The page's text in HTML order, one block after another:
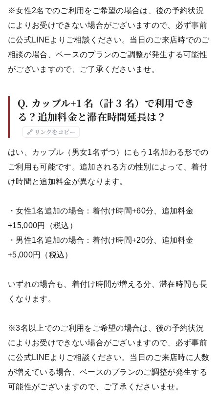
※女性2名でのご利用をご希望の場合は、後の予約状況
によりお受けできない場合がございますので、必ず事前
に公式LINEよりご相談ください。当日のご来店時でのご
相談の場合、ベースのプランのご調整が発生する可能性
がございますので、ご了承くださいませ。
Q. カップル+1 名（計 3 名）で利用でき
る？追加料金と滞在時間延長は？
🔗 リンクをコピー
はい、カップル（男女1名ずつ）にもう1名加わる形での
ご利用も可能です。追加される方の性別によって、着付
け時間と追加料金が異なります。
・女性1名追加の場合：着付け時間+60分、追加料金
+15,000円（税込）
・男性1名追加の場合：着付け時間+20分、追加料金
+5,000円（税込）
いずれの場合も、着付け時間が増える分、滞在時間も長
くなります。
※3名以上でのご利用をご希望の場合は、後の予約状況
によりお受けできない場合がございますので、必ず事前
に公式LINEよりご相談ください。当日のご来店時に人数
が増えている場合、ベースのプランのご調整が発生する
可能性がございますので、ご了承くださいませ。